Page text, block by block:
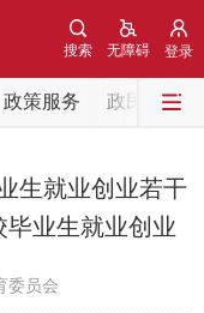
登录
无障碍
搜索
政策服务 政民互动
部门动态
生就业创业若干
毕业生就业创业
委员会